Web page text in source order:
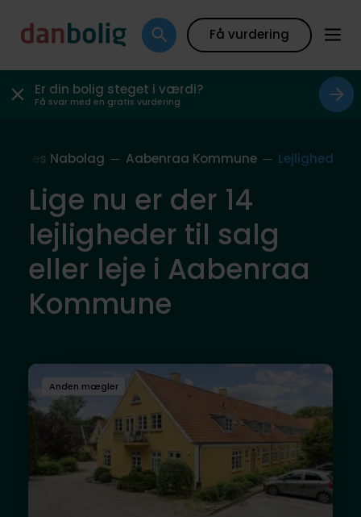
Få vurdering
Er din bolig steget i værdi?
Få svar med en gratis vurdering
Vores Nabolag Aabenraa Kommune Lejlighed
Lige nu er der 14
lejligheder til salg
eller leje i Aabenraa
Kommune
Anden mægler